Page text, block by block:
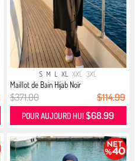
S M L XL XXL 3XL
Maillot de Bain Hijab Noir
$371.00 $114.99
POUR AUJOURD HUI$68.99